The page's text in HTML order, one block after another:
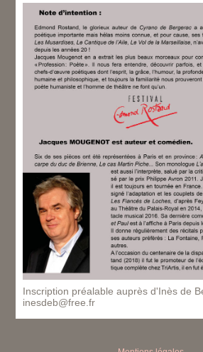
Inscription préalable auprès d'Inès de
inesdeb@free.fr